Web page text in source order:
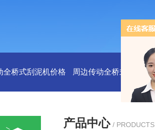
全桥式刮泥机价格 周边传动全桥式刮泥机
产品中心 / PRODUCTS